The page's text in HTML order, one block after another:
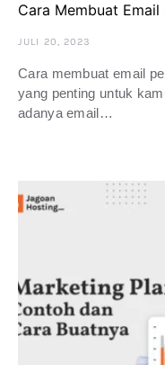
Cara Membuat Email
JULI 20, 2023
Cara membuat email
yang penting untuk
adanya email…